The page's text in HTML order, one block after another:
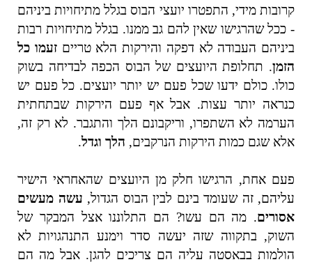
קרובות מידי, התפטרו יועצי הבוס בגלל מתיחויות ביניהם
- ככל שהרגישו שאין להם גב ממנו. בגלל מתיחויות רבות
ביניהם העבודה לא דפקה והירקות הלא טריים זעמו כל
הזמן. תחלופת היועצים של הבוס הכפה לבדיחה בשוק
כולו. כולם ידעו שכל פעם יש יותר יועצים. כל פעם יש
כנראה יותר עצות. אבל אף פעם הירקות שבתחתית
הערמה לא השתפרו, וריקבונם הלך והתגבר. לא רק זה,
אלא שגם כמות הירקות הנרקבים, הלך וגדל.
פעם אחת, הרגישו חלק מן היועצים שהאחראי הישיר
עליהם, זה שעומד בינם לבין הבוס הגדול, עשה מעשים
אסורים. מה הם עשו? הם התלוננו אצל המבקר של
השוק, בתקווה שזה יעשה סדר וימנע התנהגויות לא
הולמות בבאסטה עליה הם צריכים להגן. אבל מה הם